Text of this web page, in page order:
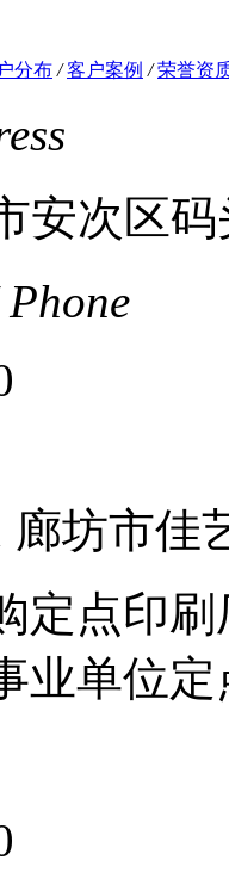
分布 / 客户案例 / 荣誉资
安次区码
廊坊市
定点印
业单位